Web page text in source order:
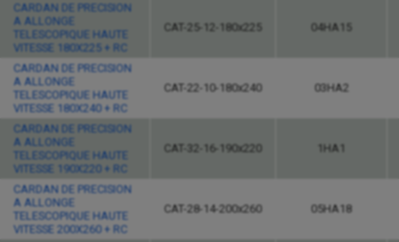
CARDAN DE PRECISION
A ALLONGE
TELESCOPIQUE HAUTE
VITESSE 180X225 + RC
CAT-25-12-180x225 04HA15
CARDAN DE PRECISION
A ALLONGE
TELESCOPIQUE HAUTE
VITESSE 180X240 + RC
CAT-22-10-180x240 03HA2
CARDAN DE PRECISION
A ALLONGE
TELESCOPIQUE HAUTE
VITESSE 190X220 + RC
CAT-32-16-190x220 1HA1
CARDAN DE PRECISION
A ALLONGE
TELESCOPIQUE HAUTE
VITESSE 200X260 + RC
CAT-28-14-200x260 05HA18